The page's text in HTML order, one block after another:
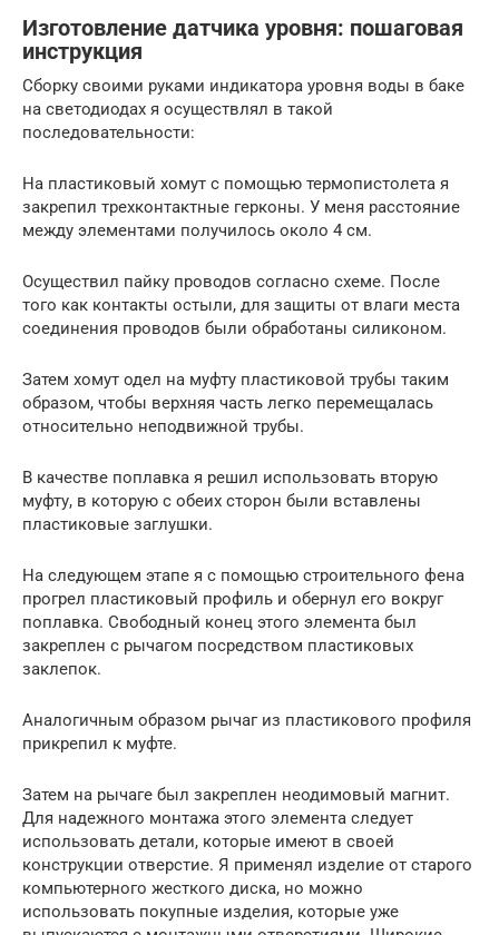
Изготовление датчика уровня: пошаговая
инструкция
Сборку своими руками индикатора уровня воды в баке
на светодиодах я осуществлял в такой
последовательности:
На пластиковый хомут с помощью термопистолета я
закрепил трехконтактные герконы. У меня расстояние
между элементами получилось около 4 см.
Осуществил пайку проводов согласно схеме. После
того как контакты остыли, для защиты от влаги места
соединения проводов были обработаны силиконом.
Затем хомут одел на муфту пластиковой трубы таким
образом, чтобы верхняя часть легко перемещалась
относительно неподвижной трубы.
В качестве поплавка я решил использовать вторую
муфту, в которую с обеих сторон были вставлены
пластиковые заглушки.
На следующем этапе я с помощью строительного фена
прогрел пластиковый профиль и обернул его вокруг
поплавка. Свободный конец этого элемента был
закреплен с рычагом посредством пластиковых
заклепок.
Аналогичным образом рычаг из пластикового профиля
прикрепил к муфте.
Затем на рычаге был закреплен неодимовый магнит.
Для надежного монтажа этого элемента следует
использовать детали, которые имеют в своей
конструкции отверстие. Я применял изделие от старого
компьютерного жесткого диска, но можно
использовать покупные изделия, которые уже